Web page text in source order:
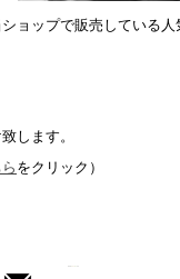
ョップで販売している
します。
をクリック）